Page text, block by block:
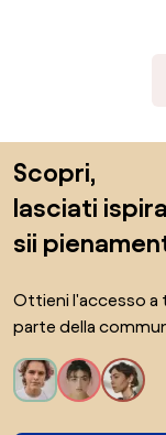
Scopri,
lasciati
sii
Ottieni l'accesso a
parte della